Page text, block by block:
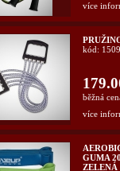
více
kód:
běžná
více
GUMA
ZELENÁ